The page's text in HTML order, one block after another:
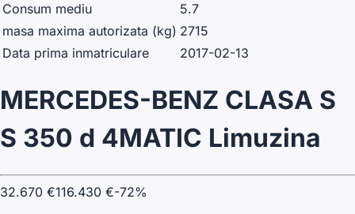
Consum mediu
5.7
masa maxima autorizata (kg) 2715
Data prima inmatriculare
2017-02-13
MERCEDES-BENZ CLASA S
S 350 d 4MATIC Limuzina
32.670 €116.430 €-72%